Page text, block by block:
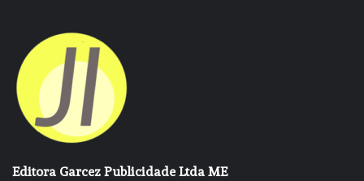
Editora Garcez Publicidade Ltda ME